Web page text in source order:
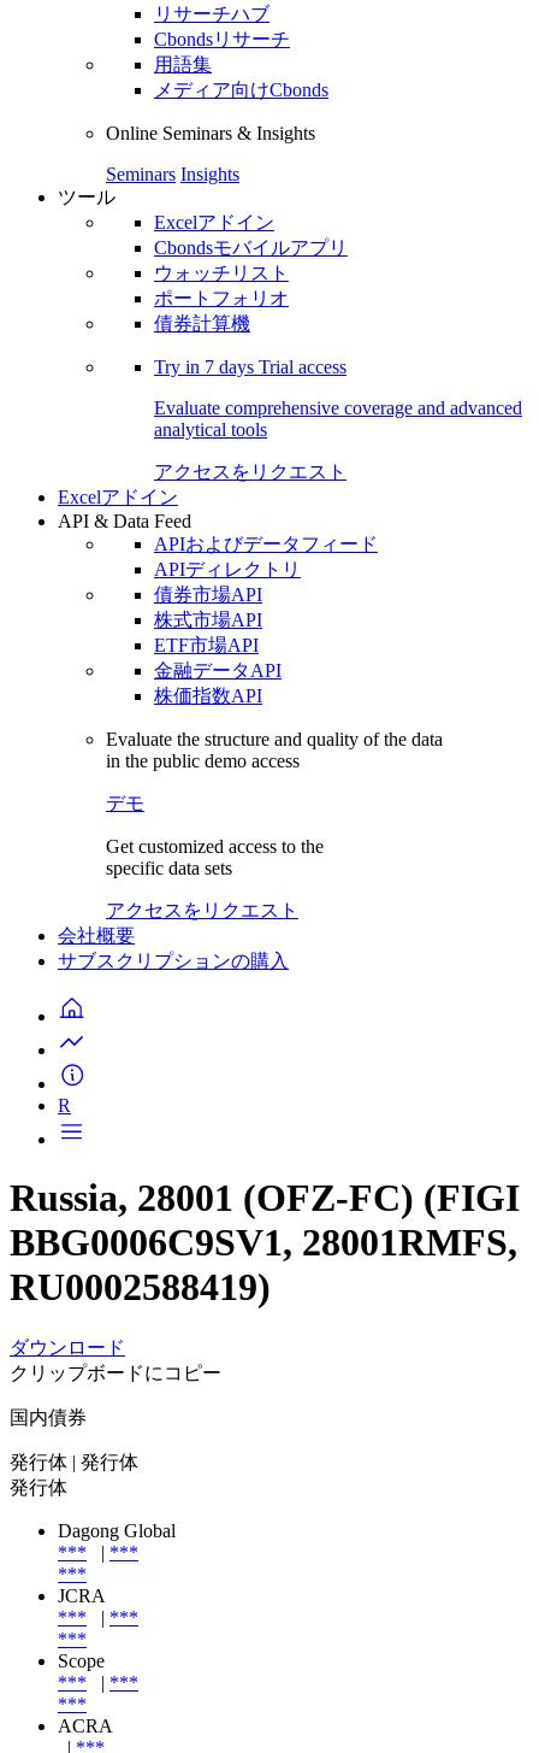
リサーチハブ
Cbondsリサーチ
用語集
メディア向けCbonds
Online Seminars & Insights
Seminars Insights
ツール
Excelアドイン
Cbondsモバイルアプリ
ウォッチリスト
ポートフォリオ
債券計算機
Try in 7 days Trial access
Evaluate comprehensive coverage and advanced
analytical tools
アクセスをリクエスト
Excelアドイン
API & Data Feed
APIおよびデータフィード
APIディレクトリ
債券市場API
株式市場API
ETF市場API
金融データAPI
株価指数API
Evaluate the structure and quality of the data
in the public demo access
デモ
Get customized access to the
specific data sets
アクセスをリクエスト
会社概要
サブスクリプションの購入
R
Russia, 28001 (OFZ-FC) (FIGI
BBG0006C9SV1, 28001RMFS,
RU0002588419)
ダウンロード
クリップボードにコピー
国内債券
発行体 | 発行体
発行体
Dagong Global
***
| ***
***
JCRA
***
| ***
***
Scope
***
| ***
***
ACRA
| ***